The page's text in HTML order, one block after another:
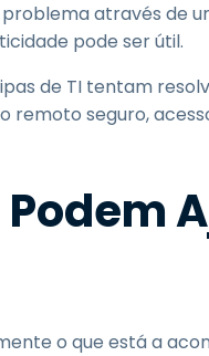
através de
pode ser útil.
de TI tentam
seguro,
o que está a